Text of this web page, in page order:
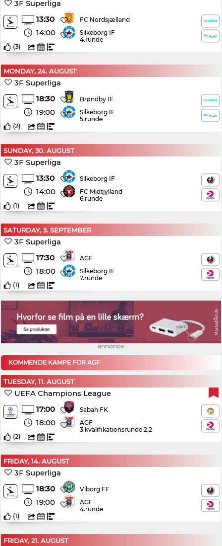
3F Superliga
13:30
14:00
FC Nordsjælland
Silkeborg IF
4.runde
(3)
MONDAY, 24. AUGUST
3F Superliga
18:30
19:00
Brøndby IF
Silkeborg IF
5.runde
(2)
SUNDAY, 30. AUGUST
3F Superliga
13:30
14:00
Silkeborg IF
FC Midtjylland
6.runde
(1)
SATURDAY, 5. SEPTEMBER
3F Superliga
17:30
18:00
AGF
Silkeborg IF
7.runde
(1)
annonce
KOMMENDE KAMPE FOR AGF
TUESDAY, 11. AUGUST
UEFA Champions League
17:00
18:00
Sabah FK
AGF
3.kvalifikationsrunde 2:2
(2)
FRIDAY, 14. AUGUST
3F Superliga
18:30
19:00
Viborg FF
AGF
4.runde
(1)
FRIDAY, 21. AUGUST